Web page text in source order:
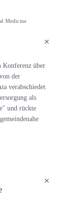
Medicine
Konferenz über
der
verabschiedet.
als
und rückte